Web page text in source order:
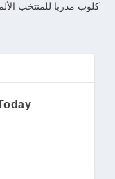
كلوب مدربا للمنتخب